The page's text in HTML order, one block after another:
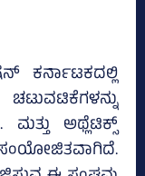
​​ಕರ್ನಾಟಕದಲ್ಲಿ
ಅಥ್ಲೆಟಿಕ್ಸ್